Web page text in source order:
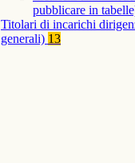
pubblicare in
Titolari di incarichi
generali) 13